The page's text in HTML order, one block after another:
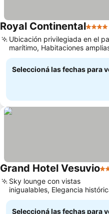
Royal Continental4
Ubicación privilegiada en el
marítimo, Habitaciones
vistas al golfo
Seleccioná las fechas para
Grand Hotel Vesuvio5
Sky lounge con vistas
inigualables, Elegancia
del siglo XIX
Seleccioná las fechas para